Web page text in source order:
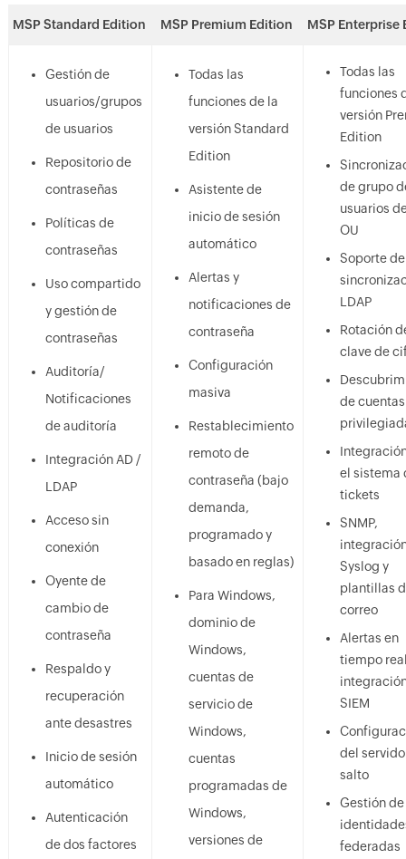
MSP Standard Edition MSP Premium Edition MSP Enterprise
Gestión de
usuarios/grupos
de usuarios
Repositorio de
contraseñas
Políticas de
contraseñas
Uso compartido
y gestión de
contraseñas
Auditoría/
Notificaciones
de auditoría
Integración AD /
LDAP
Acceso sin
conexión
Oyente de
cambio de
contraseña
Respaldo y
recuperación
ante desastres
Inicio de sesión
automático
Autenticación
de dos factores
Todas las
funciones de la
versión Standard
Edition
Asistente de
inicio de sesión
automático
Alertas y
notificaciones de
contraseña
Configuración
masiva
Restablecimiento
remoto de
contraseña (bajo
demanda,
programado y
basado en reglas)
Para Windows,
dominio de
Windows,
cuentas de
servicio de
Windows,
cuentas
programadas de
Windows,
versiones de
Todas las
funciones
versión
Edition
de grupo
usuarios
OU
Soporte de
LDAP
Rotación
clave de
de cuentas
el sistema
tickets
SNMP,
Syslog y
plantillas
correo
Alertas en
tiempo
SIEM
del
salto
Gestión de
federadas